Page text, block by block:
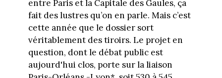
entre Paris et la Capitale des Gaules, ça
fait des lustres qu’on en parle. Mais c’est
cette année que le dossier sort
véritablement des tiroirs. Le projet en
question, dont le débat public est
aujourd'hui clos, porte sur la liaison